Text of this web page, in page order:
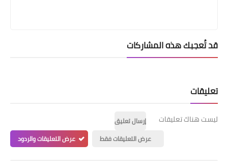
قد تُعجبك هذه المشاركات
تعليقات
ليست هناك تعليقات
إرسال تعليق
عرض التعليقات فقط
عرض التعليقات والردود